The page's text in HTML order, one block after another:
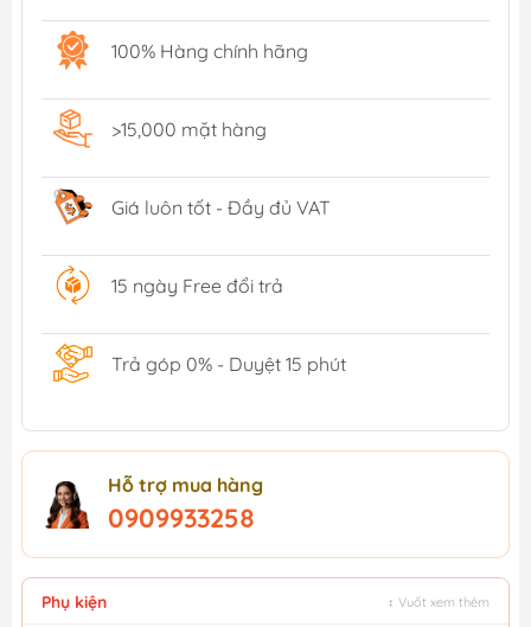
100% Hàng chính hãng
>15,000 mặt hàng
Giá luôn tốt - Đầy đủ VAT
15 ngày Free đổi trả
Trả góp 0% - Duyệt 15 phút
Hỗ trợ mua hàng
0909933258
Phụ kiện ↕ Vuốt xem thêm